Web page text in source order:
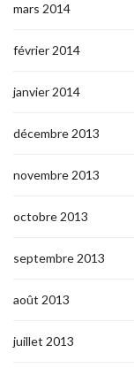
mars 2014
février 2014
janvier 2014
décembre 2013
novembre 2013
octobre 2013
septembre 2013
août 2013
juillet 2013